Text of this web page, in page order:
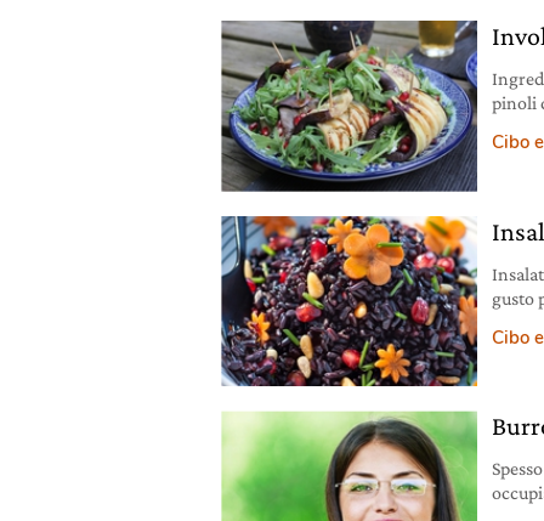
pinoli
Cibo
gusto
Cibo